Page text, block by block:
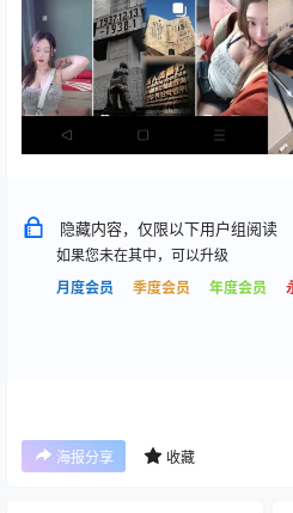
隐藏内容，仅限以下用户组阅读
如果您未在其中，可以升级
月度会员
季度会员 年度会员
海报分享 收藏